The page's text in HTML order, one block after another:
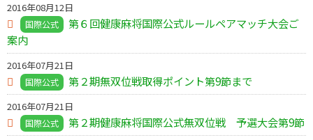
2016年08月12日
国際公式
第６回健康麻将国際公式ルールペアマッチ大会ご
案内
2016年07月21日
国際公式 第２期無双位戦取得ポイント第9節まで
2016年07月21日
国際公式 第２期健康麻将国際公式無双位戦 予選大会第9節